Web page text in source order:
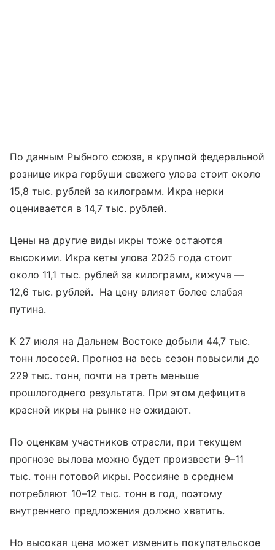
По данным Рыбного союза, в крупной федеральной
рознице икра горбуши свежего улова стоит около
15,8 тыс. рублей за килограмм. Икра нерки
оценивается в 14,7 тыс. рублей.
Цены на другие виды икры тоже остаются
высокими. Икра кеты улова 2025 года стоит
около 11,1 тыс. рублей за килограмм, кижуча —
12,6 тыс. рублей. На цену влияет более слабая
путина.
К 27 июля на Дальнем Востоке добыли 44,7 тыс.
тонн лососей. Прогноз на весь сезон повысили до
229 тыс. тонн, почти на треть меньше
прошлогоднего результата. При этом дефицита
красной икры на рынке не ожидают.
По оценкам участников отрасли, при текущем
прогнозе вылова можно будет произвести 9–11
тыс. тонн готовой икры. Россияне в среднем
потребляют 10–12 тыс. тонн в год, поэтому
внутреннего предложения должно хватить.
Но высокая цена может изменить покупательское